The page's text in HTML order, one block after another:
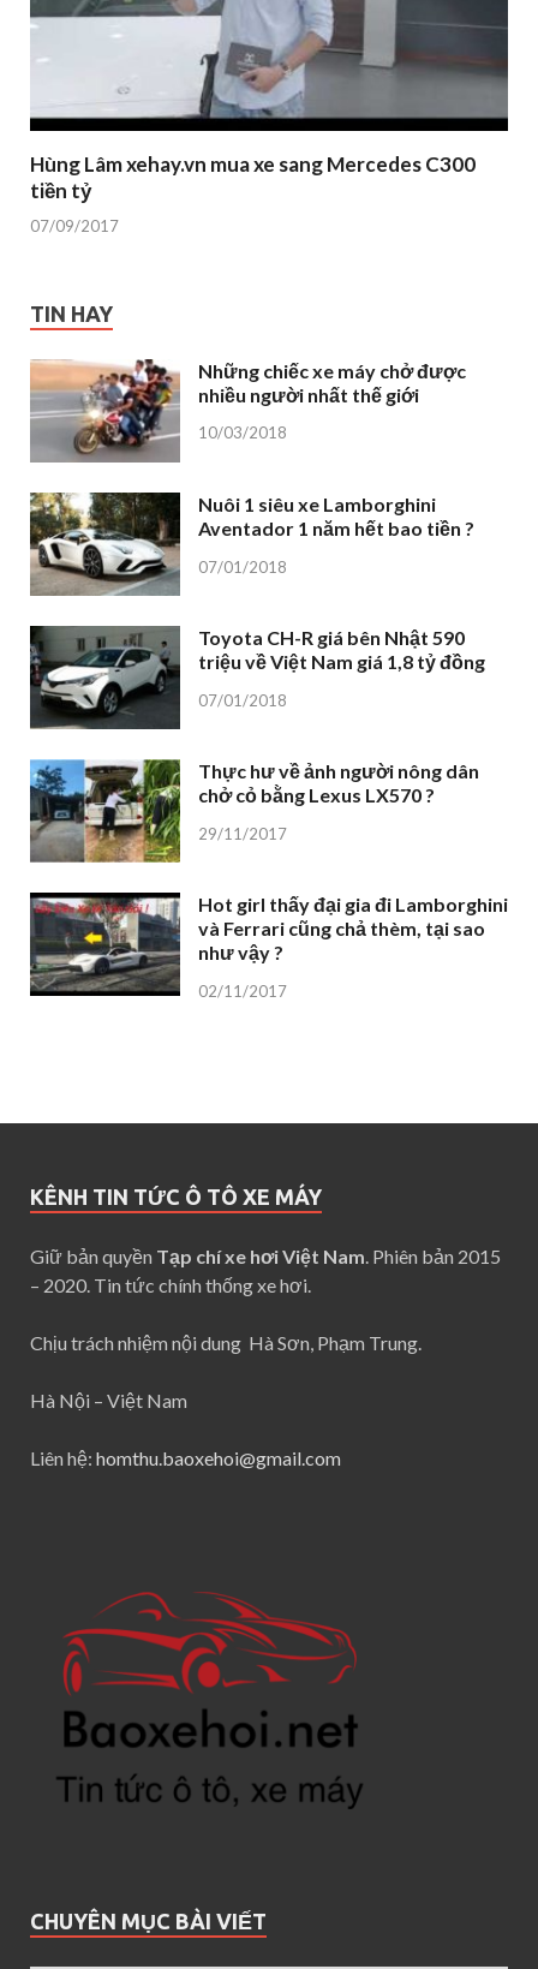
Hùng Lâm xehay.vn mua xe sang Mercedes C300
tiền tỷ
07/09/2017
TIN HAY
Những chiếc xe máy chở được
nhiều người nhất thế giới
10/03/2018
Nuôi 1 siêu xe Lamborghini
Aventador 1 năm hết bao tiền ?
07/01/2018
Toyota CH-R giá bên Nhật 590
triệu về Việt Nam giá 1,8 tỷ đồng
07/01/2018
Thực hư về ảnh người nông dân
chở cỏ bằng Lexus LX570 ?
29/11/2017
Hot girl thấy đại gia đi Lamborghini
và Ferrari cũng chả thèm, tại sao
như vậy ?
02/11/2017
KÊNH TIN TỨC Ô TÔ XE MÁY
Giữ bản quyền Tạp chí xe hơi Việt Nam. Phiên bản 2015
– 2020. Tin tức chính thống xe hơi.
Chịu trách nhiệm nội dung Hà Sơn, Phạm Trung.
Hà Nội – Việt Nam
Liên hệ: homthu.baoxehoi@gmail.com
CHUYÊN MỤC BÀI VIẾT